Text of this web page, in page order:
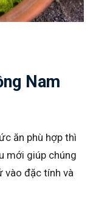
Nam
ăn phù hợp thì
mới giúp chúng
vào đặc tính và